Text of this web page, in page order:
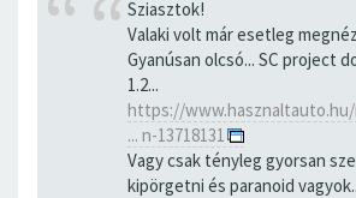
Sziasztok!
Valaki volt már esetleg
Gyanúsan olcsó... SC project
1.2...
https://
... n-13718131
Vagy csak tényleg gyorsan
kipörgetni és paranoid